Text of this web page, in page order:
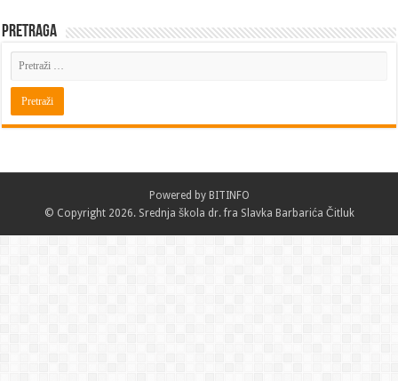
Pretraga
Powered by BITINFO
© Copyright 2026. Srednja škola dr. fra Slavka Barbarića Čitluk